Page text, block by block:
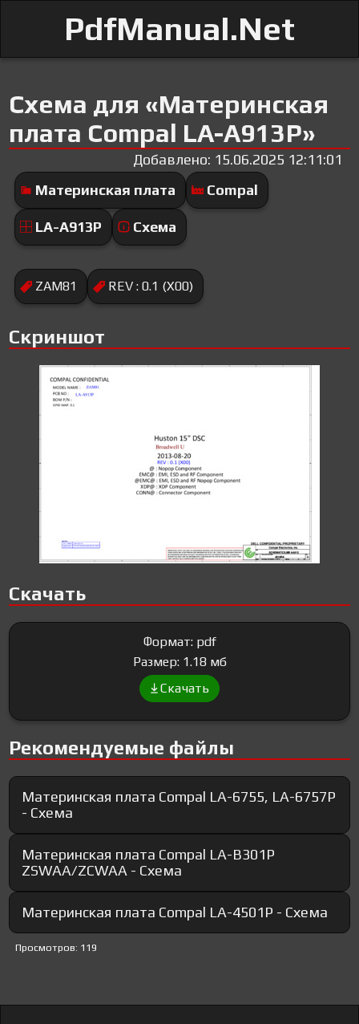
PdfManual.Net
Схема для «Материнская
плата Compal LA-A913P»
Добавлено: 15.06.2025 12:11:01
Материнская плата
Compal
LA-A913P Схема
ZAM81 REV : 0.1 (X00)
Скриншот
Скачать
Формат: pdf
Размер: 1.18 мб
Скачать
Рекомендуемые файлы
Материнская плата Compal LA-6755, LA-6757P
- Схема
Материнская плата Compal LA-B301P
ZSWAA/ZCWAA - Схема
Материнская плата Compal LA-4501P - Схема
Просмотров: 119